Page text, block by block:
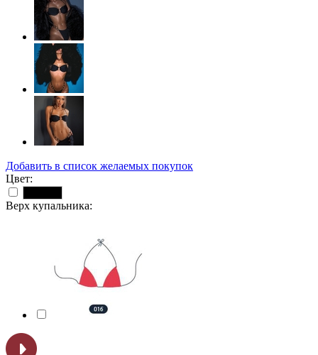
Добавить в список желаемых покупок
Цвет:
Верх купальника: